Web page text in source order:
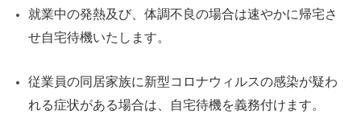
就業中の発熱及び、体調不良の場合は速やかに帰宅さ
せ自宅待機いたします。
従業員の同居家族に新型コロナウィルスの感染が疑わ
れる症状がある場合は、自宅待機を義務付けます。